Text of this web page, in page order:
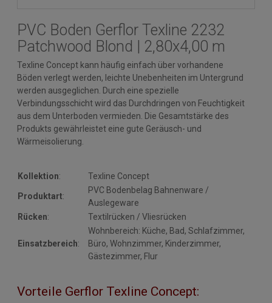
PVC Boden Gerflor Texline 2232
Patchwood Blond | 2,80x4,00 m
Texline Concept kann häufig einfach über vorhandene
Böden verlegt werden, leichte Unebenheiten im Untergrund
werden ausgeglichen. Durch eine spezielle
Verbindungsschicht wird das Durchdringen von Feuchtigkeit
aus dem Unterboden vermieden. Die Gesamtstärke des
Produkts gewährleistet eine gute Geräusch- und
Wärmeisolierung.
Kollektion: Texline Concept
Produktart:
PVC Bodenbelag Bahnenware /
Auslegeware
Rücken: Textilrücken / Vliesrücken
Einsatzbereich:
Wohnbereich: Küche, Bad, Schlafzimmer,
Büro, Wohnzimmer, Kinderzimmer,
Gästezimmer, Flur
Vorteile Gerflor Texline Concept: